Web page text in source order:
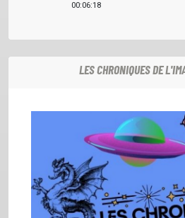
00:06:18
LES CHRONIQUES DE